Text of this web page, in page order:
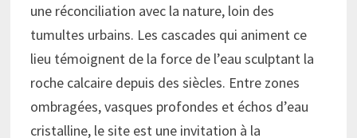
une réconciliation avec la nature, loin des
tumultes urbains. Les cascades qui animent ce
lieu témoignent de la force de l’eau sculptant la
roche calcaire depuis des siècles. Entre zones
ombragées, vasques profondes et échos d’eau
cristalline, le site est une invitation à la